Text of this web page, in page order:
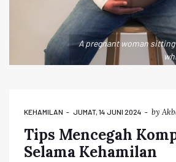
A pregnant woman
KEHAMILAN JUMAT, 14 JUNI 2024 by
Tips Mencegah
Selama Kehamilan